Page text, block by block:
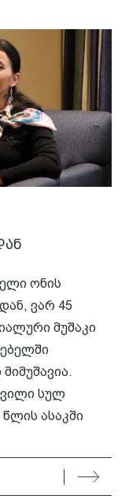
ონის
ვარ 45
მუშაკი
სულ
ასაკში